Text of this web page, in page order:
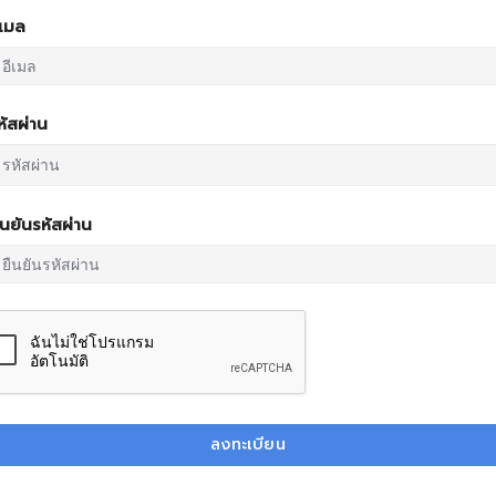
มล
สผ่าน
ยันรหัสผ่าน
ลงทะเบียน